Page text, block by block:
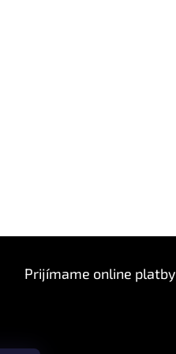
Prijímame online platby